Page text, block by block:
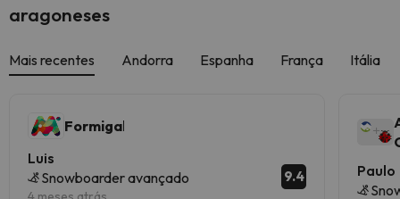
aragoneses
Mais recentes Andorra Espanha França Itália
Formigal
Luis
Snowboarder avançado
9.4
Paulo